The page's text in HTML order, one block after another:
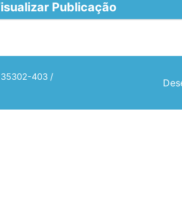
Publicação
35302-403 /